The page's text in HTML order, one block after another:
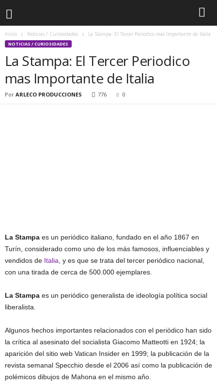
Inicio Noticias / Curiosidades La Stampa: El Tercer Periodico mas Importante de Italia
NOTICIAS / CURIOSIDADES
La Stampa: El Tercer Periodico
mas Importante de Italia
Por ARLECO PRODUCCIONES 776 0
La Stampa es un periódico italiano, fundado en el año 1867 en
Turín, considerado como uno de los más famosos, influenciables y
vendidos de Italia , y es que se trata del tercer periódico nacional,
con una tirada de cerca de 500.000 ejemplares.
La Stampa es un periódico generalista de ideología política social
liberalista.
Algunos hechos importantes relacionados con el periódico han sido
la crítica al asesinato del socialista Giacomo Matteotti en 1924; la
aparición del sitio web Vatican Insider en 1999; la publicación de la
revista semanal Specchio desde el 2006 así como la publicación de
polémicos dibujos de Mahona en el mismo año.